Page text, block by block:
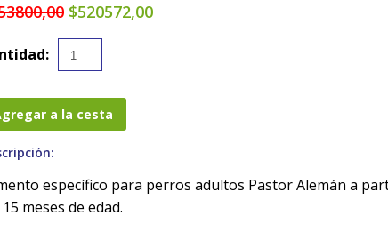
$520572,00
a la cesta
específico para perros adultos Pastor Alemán a
meses de edad.